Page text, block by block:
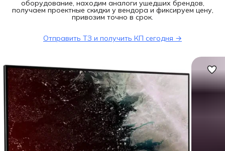
оборудование, находим аналоги ушедших брендов,
получаем проектные скидки у вендора и фиксируем цену,
привозим точно в срок.
Отправить ТЗ и получить КП сегодня →